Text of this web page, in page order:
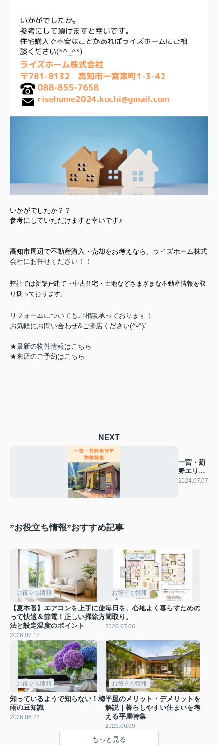
いかがでしたか？？
参考にしていただけますと幸いです♪
高知市周辺で不動産購入・売却をお考えなら、ライズホーム株式
会社にお任せください！！
弊社では新築戸建て・中古住宅・土地などさまざまな不動産情報を取
り扱っております。
リフォームについてもご相談承っております！
お気軽にお問い合わせ&ご来店ください‍(^-^)/
★最新の物件情報はこちら
★来店のご予約はこちら
NEXT
一宮・薊
野エリア
物件特集
2024.07.07
”お役立ち情報”おすすめ記事
お役立ち情報
【夏本番】エアコンを上手に使
って快適＆節電！正しい掃除方
法と設定温度のポイント
2026.07.17
お役立ち情報
毎日を、心地よく暮らすための
間取り。
2026.07.06
お役立ち情報
知っているようで知らない！梅
雨の豆知識
2026.06.22
お役立ち情報
平屋のメリット・デメリットを
解説｜暮らしやすい住まいを考
える平屋特集
2026.06.09
もっと見る